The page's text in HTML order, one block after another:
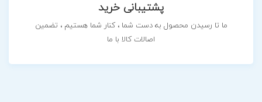
پشتیبانی خرید
ما تا رسیدن محصول به دست شما ، کنار شما هستیم ، تضمین
اصالات کالا با ما